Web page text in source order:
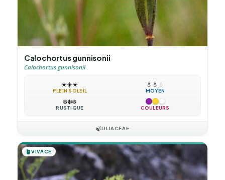
Calochortus gunnisonii
Calochortus gunnisonii
☀️☀️☀️
PLEIN SOLEIL
💧 💧 💧
MOYEN
❄️❄️❄️
RUSTIQUE COULEURS
🍃LILIACEAE
🪴VIVACE